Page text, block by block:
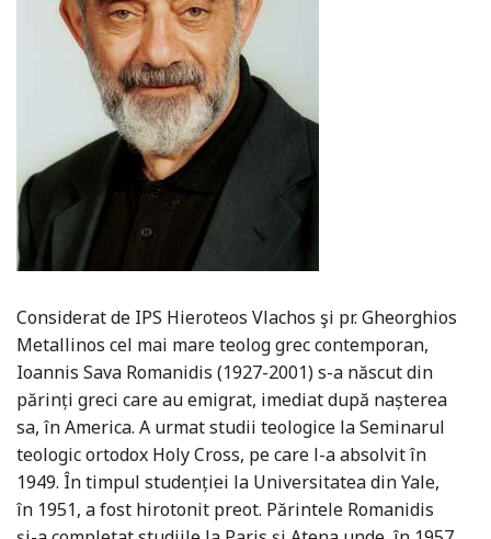
Considerat de IPS Hieroteos Vlachos şi pr. Gheorghios
Metallinos cel mai mare teolog grec contemporan,
Ioannis Sava Romanidis (1927-2001) s-a născut din
părinți greci care au emigrat, imediat după nașterea
sa, în America. A urmat studii teologice la Seminarul
teologic ortodox Holy Cross, pe care l-a absolvit în
1949. În timpul studenției la Universitatea din Yale,
în 1951, a fost hirotonit preot. Părintele Romanidis